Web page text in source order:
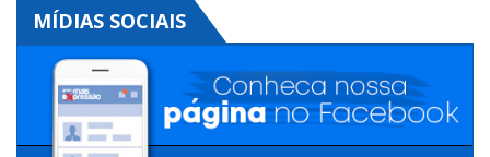
MÍDIAS SOCIAIS